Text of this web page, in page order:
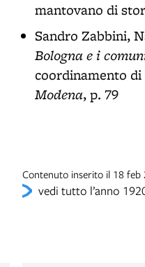
mantovano di
Sandro Zabbini,
Bologna e i
coordinamento di
Modena, p. 79
Contenuto inserito il 18
vedi tutto l’anno